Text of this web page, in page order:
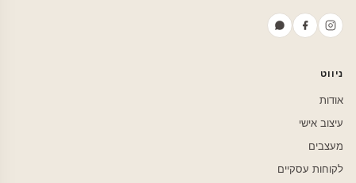
ניווט
אודות
עיצוב אישי
מעצבים
לקוחות עסקיים